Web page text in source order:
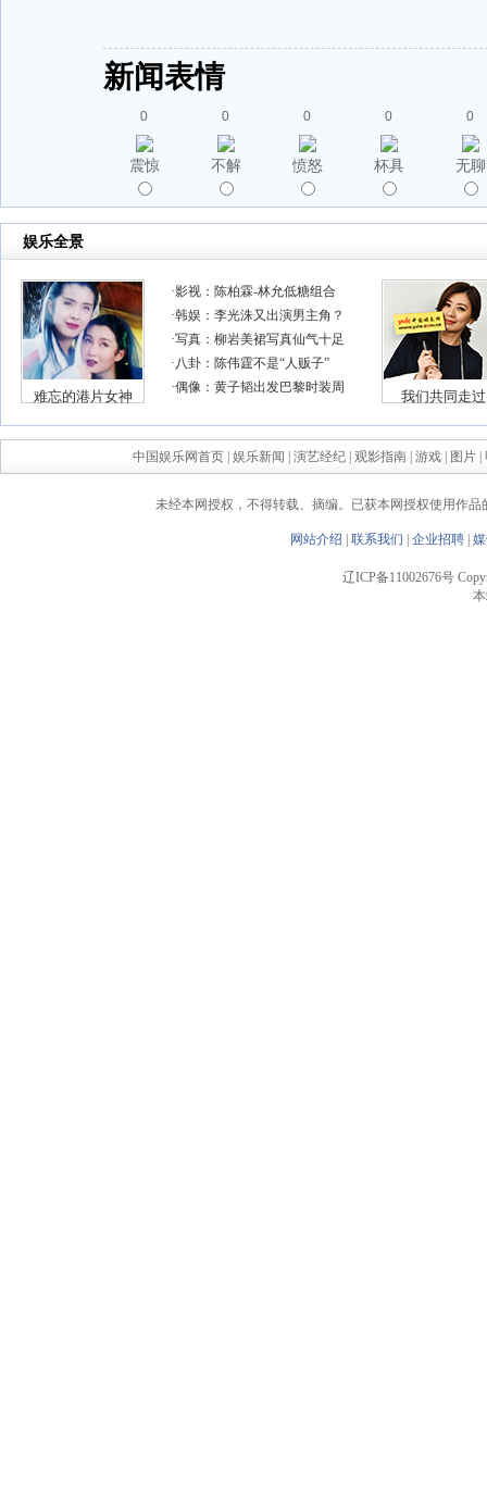
新闻表情
0
震惊
0
不解
0
愤怒
0
杯具
0
无聊
中国娱乐网首页| 娱乐新闻 演艺经纪| 观影指南| 游戏| 图片|
未经本网授权，不得转载、摘编。已获本网授权使用作
网站介绍 联系我们 企业招聘
辽ICP备11002676号